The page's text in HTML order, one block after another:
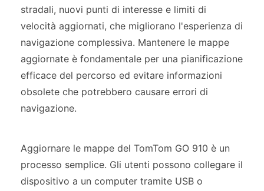
stradali, nuovi punti di interesse e limiti di
velocità aggiornati, che migliorano l'esperienza di
navigazione complessiva. Mantenere le mappe
aggiornate è fondamentale per una pianificazione
efficace del percorso ed evitare informazioni
obsolete che potrebbero causare errori di
navigazione.
Aggiornare le mappe del TomTom GO 910 è un
processo semplice. Gli utenti possono collegare il
dispositivo a un computer tramite USB o